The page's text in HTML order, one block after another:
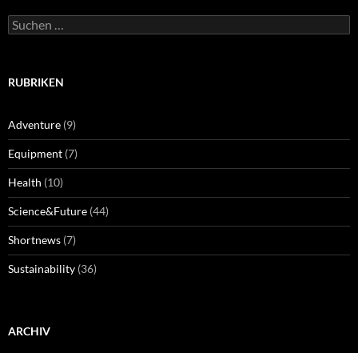
Suchen
nach:
RUBRIKEN
Adventure (9)
Equipment (7)
Health (10)
Science&Future (44)
Shortnews (7)
Sustainability (36)
ARCHIV